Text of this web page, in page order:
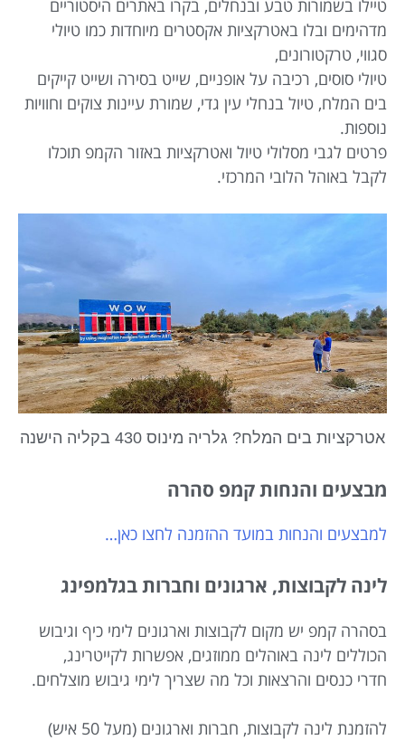
טיילו בשמורות טבע ובנחלים, בקרו באתרים היסטוריים
מדהימים ובלו באטרקציות אקסטרים מיוחדות כמו טיולי
סגווי, טרקטורונים,
טיולי סוסים, רכיבה על אופניים, שייט בסירה ושייט קייקים
בים המלח, טיול בנחלי עין גדי, שמורת עיינות צוקים וחוויות
נוספות.
פרטים לגבי מסלולי טיול ואטרקציות באזור הקמפ תוכלו
לקבל באוהל הלובי המרכזי.
אטרקציות בים המלח? גלריה מינוס 430 בקליה הישנה
מבצעים והנחות קמפ סהרה
למבצעים והנחות במועד ההזמנה לחצו כאן…
לינה לקבוצות, ארגונים וחברות בגלמפינג
בסהרה קמפ יש מקום לקבוצות וארגונים לימי כיף וגיבוש
הכוללים לינה באוהלים ממוזגים, אפשרות לקייטרינג,
חדרי כנסים והרצאות וכל מה שצריך לימי גיבוש מוצלחים.
להזמנת לינה לקבוצות, חברות וארגונים (מעל 50 איש)